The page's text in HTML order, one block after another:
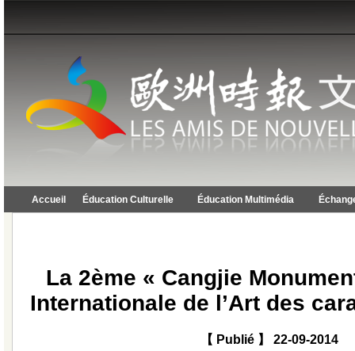
Accueil Éducation Culturelle Éducation Multimédia
La 2ème « Cangjie
Internationale de l’Art des
【 Publié 】 22-09-2014